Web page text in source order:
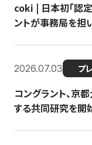
coki | 日本初「認
ントが事務局を担
2026.07.03 プ
コングラント、京
する共同研究を開